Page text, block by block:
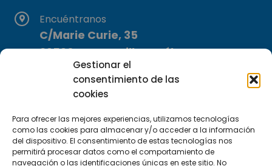
Gestionar el
consentimiento de las
cookies
Para ofrecer las mejores experiencias, utilizamos tecnologías
como las cookies para almacenar y/o acceder a la información
del dispositivo. El consentimiento de estas tecnologías nos
permitirá procesar datos como el comportamiento de
navegación o las identificaciones únicas en este sitio. No
Encuéntranos
C/Marie Curie, 35
29590 Campanillas, Málaga
Suscríbete a nuestra Newsletter